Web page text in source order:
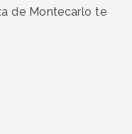
de Montecarlo te